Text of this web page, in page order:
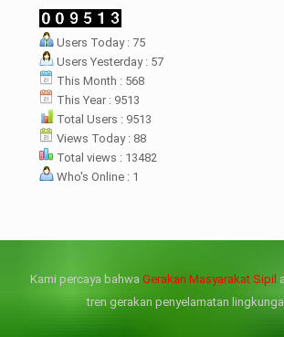
Users Today : 75
Users Yesterday : 57
This Month : 568
This Year : 9513
Total Users : 9513
Views Today : 88
Total views : 13482
Who's Online : 1
Desak
masyarakat dua desa
bukan merupakan
pertama ke
ATR/ BPN. Warga
kunjungan kali ini membuat
ATR/BPN
penyelesaian
agraria di desa mereka.
壯陽藥台灣購物
情感來說不管是ED患者自己還
生活肯定都是非常不滿意的，
而鋼, 因此只要了解避免了以上禁
症，現有的臨床經驗來看，在醫
犀利士壯陽藥線上購買
康、動脈血管健康，使心臟動泵
，從而引起器質性勃起功能障
（陽痿）。犀利士的副作用類
，所以亦會加重犀利士副作用症
Kami percaya bahwa Gerakan Masyarakat Sipil
tren gerakan penyelamatan